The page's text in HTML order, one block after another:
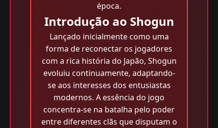
época.
Introdução ao Shogun
Lançado inicialmente como uma
forma de reconectar os jogadores
com a rica história do Japão, Shogun
evoluiu continuamente, adaptando-
se aos interesses dos entusiastas
modernos. A essência do jogo
concentra-se na batalha pelo poder
entre diferentes clãs que disputam o